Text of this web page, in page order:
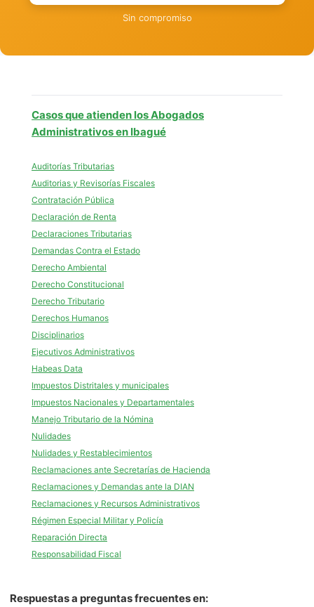
Sin compromiso
Casos que atienden los Abogados
Administrativos en Ibagué
Auditorías Tributarias
Auditorias y Revisorías Fiscales
Contratación Pública
Declaración de Renta
Declaraciones Tributarias
Demandas Contra el Estado
Derecho Ambiental
Derecho Constitucional
Derecho Tributario
Derechos Humanos
Disciplinarios
Ejecutivos Administrativos
Habeas Data
Impuestos Distritales y municipales
Impuestos Nacionales y Departamentales
Manejo Tributario de la Nómina
Nulidades
Nulidades y Restablecimientos
Reclamaciones ante Secretarías de Hacienda
Reclamaciones y Demandas ante la DIAN
Reclamaciones y Recursos Administrativos
Régimen Especial Militar y Policía
Reparación Directa
Responsabilidad Fiscal
Respuestas a preguntas frecuentes en: